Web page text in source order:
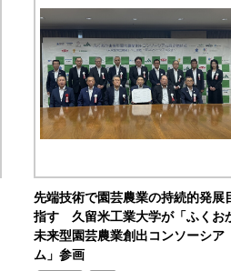
先端技術で園芸農業の持続的発展
指す 久留米工業大学が「ふくお
未来型園芸農業創出コンソーシア
ム」参画